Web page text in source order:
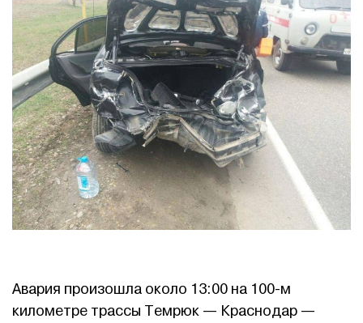
Авария произошла около 13:00 на 100-м
километре трассы Темрюк — Краснодар —